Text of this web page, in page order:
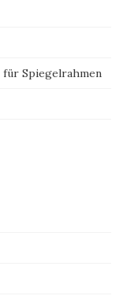
für Spiegelrahmen